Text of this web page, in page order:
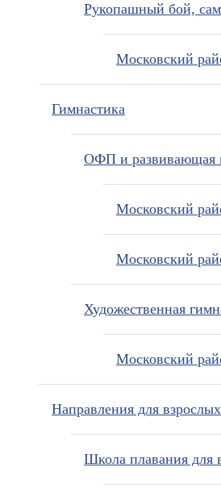
Рукопашный бой,
Московский
Гимнастика
ОФП и развивающая
Московский
Московский
Художественная
Московский
Направления для взрослых
Школа плавания для